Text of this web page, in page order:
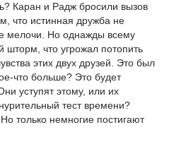
Каран и Радж бросили вызов
что истинная дружба не
мелочи. Но однажды всему
шторм, что угрожал потопить
этих двух друзей. Это был
что больше? Это будет
уступят этому, или их
тест времени?
только немногие постигают